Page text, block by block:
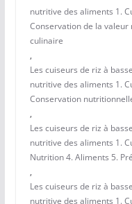
nutritive des aliments 1.
Conservation de la
culinaire
,
Les cuiseurs de riz à
nutritive des aliments 1.
Conservation
,
Les cuiseurs de riz à
nutritive des aliments 1.
Nutrition 4. Aliments 5.
,
Les cuiseurs de riz à
nutritive des aliments 1.